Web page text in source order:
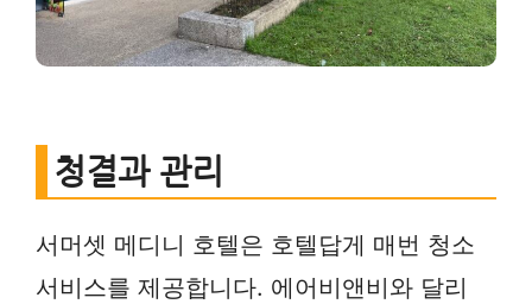
청결과 관리
서머셋 메디니 호텔은 호텔답게 매번 청소
서비스를 제공합니다. 에어비앤비와 달리